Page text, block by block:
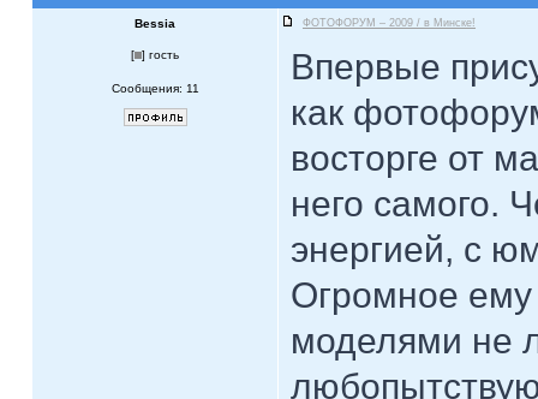
Bessia ФОТОФОРУМ – 2009 / в Минске!
[ ] гость
Сообщения: 11
Впервые
как
восторге от
него самого.
энергией, с
Огромное ему
моделями не